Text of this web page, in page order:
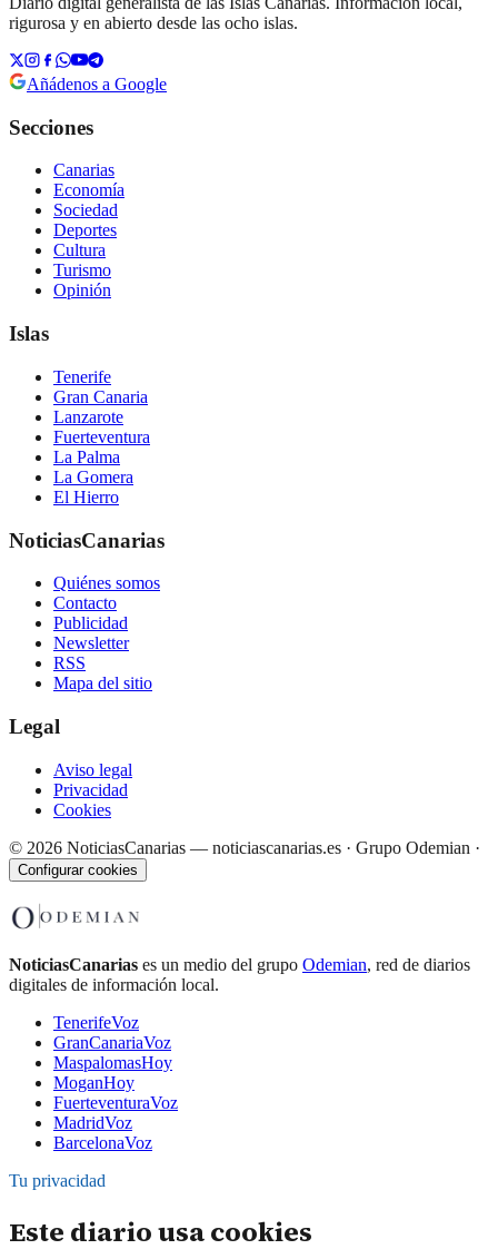
rigurosa y en abierto desde las ocho islas.
Añádenos a Google
Secciones
Canarias
Economía
Sociedad
Deportes
Cultura
Turismo
Opinión
Islas
Tenerife
Gran Canaria
Lanzarote
Fuerteventura
La Palma
La Gomera
El Hierro
NoticiasCanarias
Quiénes somos
Contacto
Publicidad
Newsletter
RSS
Mapa del sitio
Legal
Aviso legal
Privacidad
Cookies
© 2026 NoticiasCanarias — noticiascanarias.es · Grupo Odemian ·
Configurar cookies
NoticiasCanarias es un medio del grupo Odemian, red de diarios
digitales de información local.
TenerifeVoz
GranCanariaVoz
MaspalomasHoy
MoganHoy
FuerteventuraVoz
MadridVoz
BarcelonaVoz
Tu privacidad
Este diario usa cookies